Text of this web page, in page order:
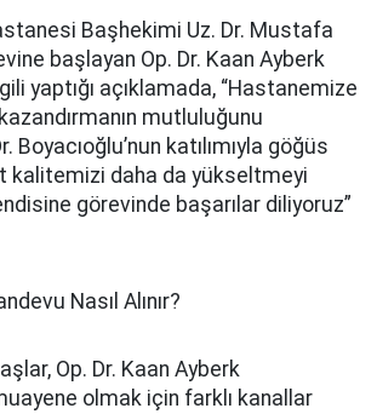
Başhekimi Uz. Dr. Mustafa
başlayan Op. Dr. Kaan Ayberk
yaptığı açıklamada, “Hastanemize
mutluluğunu
Boyacıoğlu’nun katılımıyla göğüs
kalitemizi daha da yükseltmeyi
görevinde başarılar diliyoruz”
Nasıl Alınır?
Op. Dr. Kaan Ayberk
olmak için farklı kanallar